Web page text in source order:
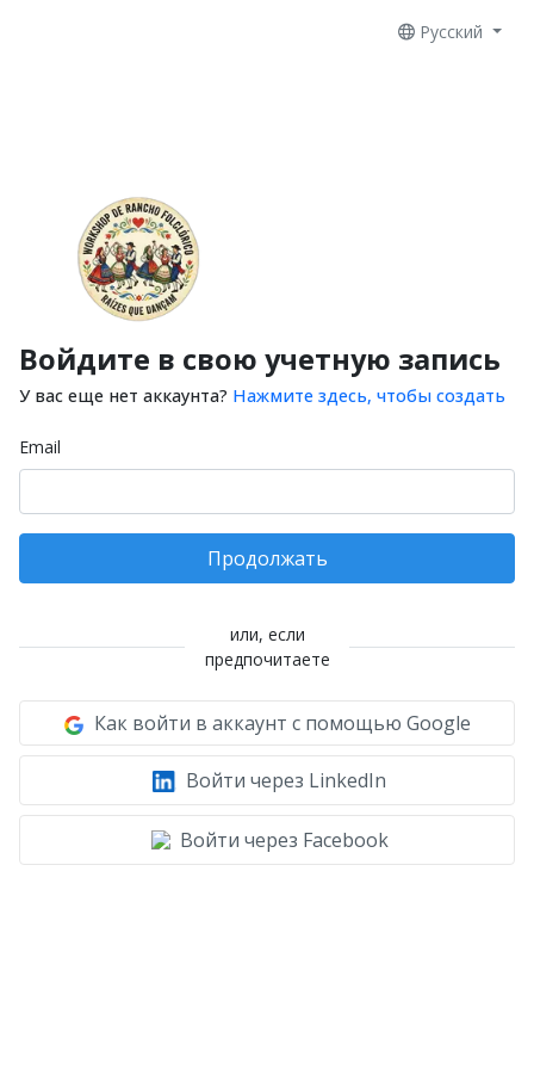
Русский
Войдите в свою учетную запись
У вас еще нет аккаунта? Нажмите здесь, чтобы создать
Email
Продолжать
или, если
предпочитаете
Как войти в аккаунт с помощью Google
Войти через LinkedIn
Войти через Facebook